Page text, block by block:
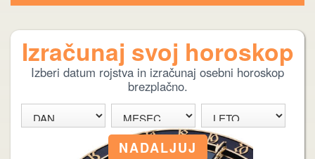
Izračunaj svoj horoskop
Izberi datum rojstva in izračunaj osebni horoskop
brezplačno.